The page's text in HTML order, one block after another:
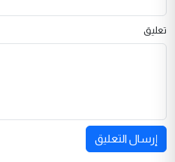
تعليق
إرسال التعليق